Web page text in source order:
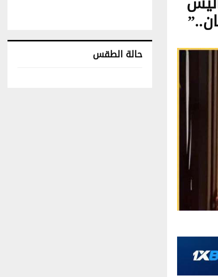
حالة الطقس